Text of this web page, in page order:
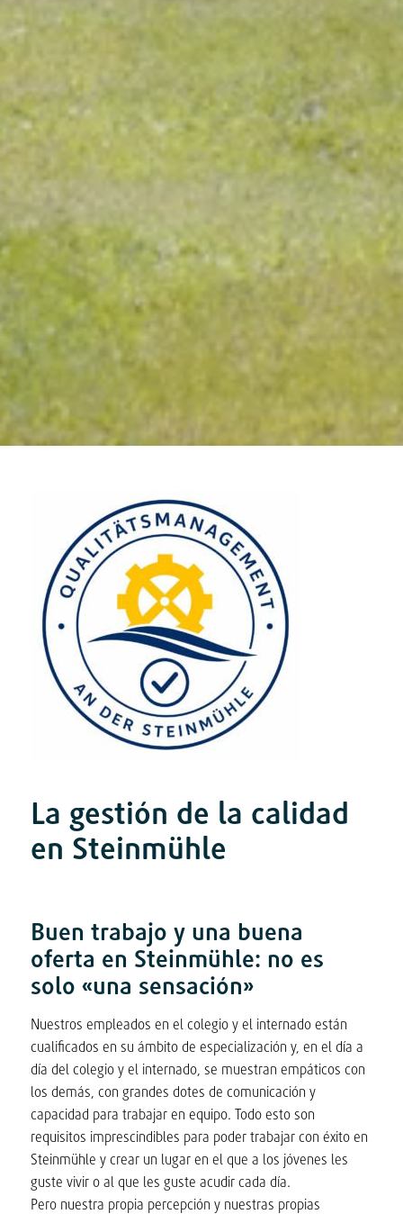
La gestión de la calidad
en Steinmühle
Buen trabajo y una buena
oferta en Steinmühle: no es
solo «una sensación»
Nuestros empleados en el colegio y el internado están
cualificados en su ámbito de especialización y, en el día a
día del colegio y el internado, se muestran empáticos con
los demás, con grandes dotes de comunicación y
capacidad para trabajar en equipo. Todo esto son
requisitos imprescindibles para poder trabajar con éxito en
Steinmühle y crear un lugar en el que a los jóvenes les
guste vivir o al que les guste acudir cada día.
Pero nuestra propia percepción y nuestras propias